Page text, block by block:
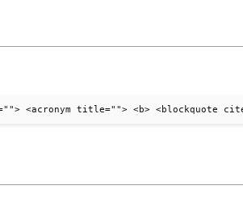
<acronym title=""> <b> <blockquote